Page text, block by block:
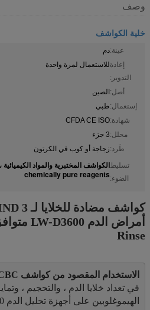
وصف
خلية الكواشف
عينة:دم
إعادة
التدوير:
للاستعمال لمرة واحدة
أصل:الصين
إستعمال:طبي
شهادة:CFDA CE ISO
محلل:3 جزء
طَرد:زجاجة أو كوب في الكرتون
تسليط
الضوء:
الكواشف المختبرية والمواد الكيميائية
chemically pure reagents
Rinse
الاستخدام المقصود من كواشف CBC للرياح الأرضية
الهيموغلوبين على أجهزة تحليل الدم LANDWIND LW-D3600.